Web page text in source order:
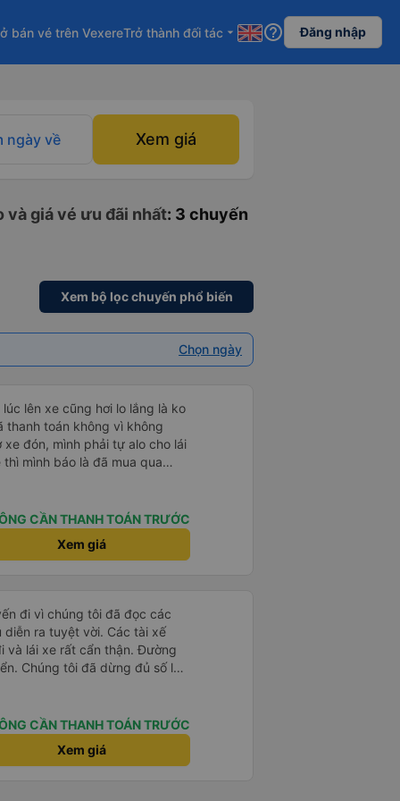
bán vé trên VexereTrở thành đối tác arrow_drop_down help_outline Đăng nhập
ngày về Xem giá
và giá vé ưu đãi nhất: 3 chuyến
Xem bộ lọc chuyến phổ biến
Chọn ngày
lên xe cũng hơi lo lắng là ko
thanh toán không vì không
đón, mình phải tự alo cho lái
mình báo là đã mua qua
CẦN THANH TOÁN TRƯỚC
Xem giá
đi vì chúng tôi đã đọc các
ra tuyệt vời. Các tài xế
và lái xe rất cẩn thận. Đường
Chúng tôi đã dừng đủ số lần
tôi rất thích chuyến đi.
CẦN THANH TOÁN TRƯỚC
Xem giá